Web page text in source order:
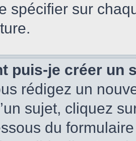
spécifier sur
puis-je créer un
rédigez un
sujet, cliquez
du